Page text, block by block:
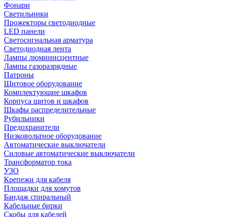
Фонари
Светильники
Прожекторы светодиодные
LED панели
Светосигнальная арматура
Светодиодная лента
Лампы люминисцентные
Лампы газоразрядные
Патроны
Щитовое оборудование
Комплектующие шкафов
Корпуса щитов и шкафов
Шкафы распределительные
Рубильники
Предохранители
Низковольтное оборудование
Автоматические выключатели
Силовые автоматические выключатели
Трансформатор тока
УЗО
Крепежи для кабеля
Площадки для хомутов
Бандаж спиральный
Кабельные бирки
Cкобы для кабелей